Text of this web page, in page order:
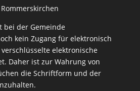
bei der Gemeinde
kein Zugang für elektronisch
elektronische
Daher ist zur Wahrung von
die Schriftform und der